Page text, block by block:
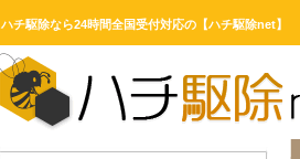
ハチ駆除なら24時間全国受付対応の【ハチ駆除net】